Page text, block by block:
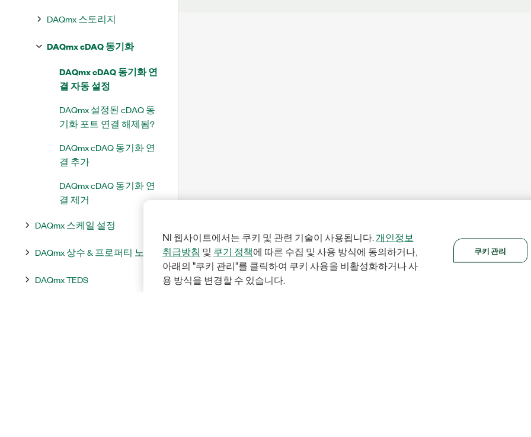
DAQmx 스토리지
DAQmx cDAQ 동기화
DAQmx cDAQ 동기화 연
결 자동 설정
DAQmx 설정된 cDAQ 동
기화 포트 연결 해제됨?
DAQmx cDAQ 동기화 연
결 추가
DAQmx cDAQ 동기화 연
결 제거
DAQmx 스케일 설정
DAQmx 상수 & 프로퍼티 노드
DAQmx TEDS
NI 웹사이트에서는 쿠키 및 관련 기술이 사용됩니다. 개인정보
취급방침 및 쿠기 정책에 따른 수집 및 사용 방식에 동의하거나,
아래의 "쿠키 관리"를 클릭하여 쿠키 사용을 비활성화하거나 사
용 방식을 변경할 수 있습니다.
쿠키 관리